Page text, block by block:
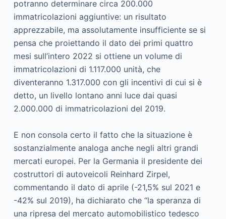
potranno determinare circa 200.000
immatricolazioni aggiuntive: un risultato
apprezzabile, ma assolutamente insufficiente se si
pensa che proiettando il dato dei primi quattro
mesi sull’intero 2022 si ottiene un volume di
immatricolazioni di 1.117.000 unità, che
diventeranno 1.317.000 con gli incentivi di cui si è
detto, un livello lontano anni luce dai quasi
2.000.000 di immatricolazioni del 2019.
E non consola certo il fatto che la situazione è
sostanzialmente analoga anche negli altri grandi
mercati europei. Per la Germania il presidente dei
costruttori di autoveicoli Reinhard Zirpel,
commentando il dato di aprile (-21,5% sul 2021 e
-42% sul 2019), ha dichiarato che “la speranza di
una ripresa del mercato automobilistico tedesco